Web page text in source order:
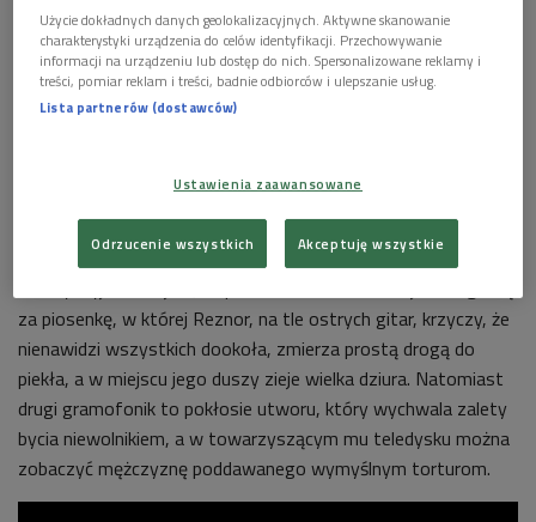
"Broken" – wydany w 1992 roku minialbum – wprowadził
dowodzoną przez Reznora grupę Nine Inch Nails do
ekstraklasy wykonawców industrialnego rocka. Pochodzące z
niego utwory "Wish" i "Hapiness is Slavery" zdobyły statuetki
Trenta. Jeśli tak jest, to prędzej czy później dzieci zaczną
figurek pozłacanych minigramofonów.
za piosenkę, w której Reznor, na tle ostrych gitar, krzyczy, że
nienawidzi wszystkich dookoła, zmierza prostą drogą do
piekła, a w miejscu jego duszy zieje wielka dziura. Natomiast
drugi gramofonik to pokłosie utworu, który wychwala zalety
bycia niewolnikiem, a w towarzyszącym mu teledysku można
zobaczyć mężczyznę poddawanego wymyślnym torturom.
Użycie dokładnych danych geolokalizacyjnych. Aktywne skanowanie
charakterystyki urządzenia do celów identyfikacji. Przechowywanie
informacji na urządzeniu lub dostęp do nich. Spersonalizowane reklamy i
treści, pomiar reklam i treści, badnie odbiorców i ulepszanie usług.
Lista partnerów (dostawców)
Ustawienia zaawansowane
Odrzucenie wszystkich Akceptuję wszystkie